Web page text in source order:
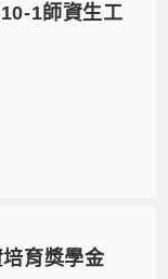
1師資生工
育獎學金